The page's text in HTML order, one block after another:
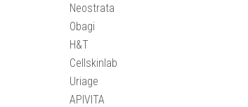
Neostrata
Obagi
H&T
Cellskinlab
Uriage
APIVITA